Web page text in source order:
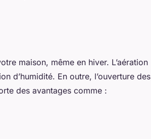
maison, même en hiver. L’aération
d’humidité. En outre, l’ouverture des
des avantages comme :